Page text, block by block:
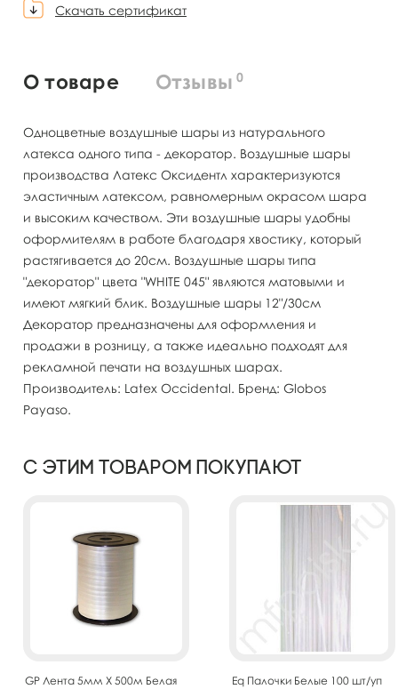
Скачать сертификат
О товаре Отзывы 0
Одноцветные воздушные шары из натурального
латекса одного типа - декоратор. Воздушные шары
производства Латекс Оксидентл характеризуются
эластичным латексом, равномерным окрасом шара
и высоким качеством. Эти воздушные шары удобны
оформителям в работе благодаря хвостику, который
растягивается до 20см. Воздушные шары типа
"декоратор" цвета "WHITE 045" являются матовыми и
имеют мягкий блик. Воздушные шары 12"/30см
Декоратор предназначены для оформления и
продажи в розницу, а также идеально подходят для
рекламной печати на воздушных шарах.
Производитель: Latex Occidental. Бренд: Globos
Payaso.
С этим товаром покупают
GP Лента 5мм X 500м Белая Eq Палочки Белые 100 шт/уп